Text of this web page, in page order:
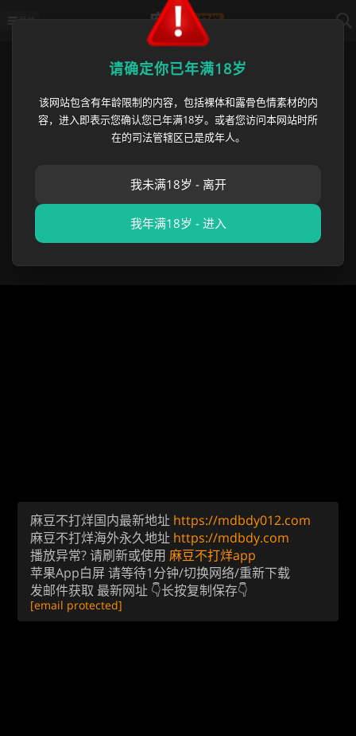
新加坡医生 曹瑞安
新加坡医生 曹瑞安 澳洲医院偷拍
案曝光 五年内对460名女医护人员
麻豆不打烊国内最新地址 https://mdbdy012.com
麻豆不打烊海外永久地址 https://mdbdy.com
播放异常? 请刷新或使用 麻豆不打烊app
苹果App白屏 请等待1分钟/切换网络/重新下载
发邮件获取 最新网址 👇长按复制保存👇
[email protected]
请确定你已年满18岁
该网站包含有年龄限制的内容，包括裸体和露骨色情素材的内
容，进入即表示您确认您已年满18岁。或者您访问本网站时所
在的司法管辖区已是成年人。
我未满18岁 - 离开
我年满18岁 - 进入